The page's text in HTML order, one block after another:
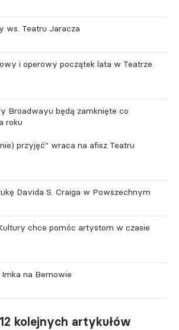
ws. Teatru Jaracza
i operowy początek lata w Teatrze
Broadwayu będą zamknięte co
roku
przyjęć" wraca na afisz Teatru
Davida S. Craiga w Powszechnym
chce pomóc artystom w czasie
na Bemowie
kolejnych artykułów